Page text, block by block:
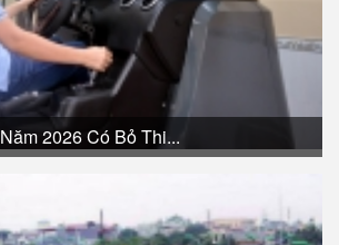
Năm 2026 Có Bỏ Thi...